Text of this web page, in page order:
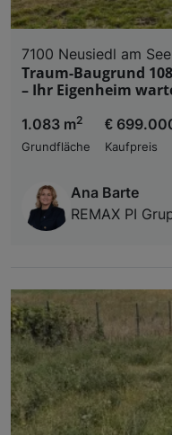
7100 Neusiedl am See
Traum-Baugrund
– Ihr Eigenheim
1.083 m2
Grundfläche
€
Kaufpreis
Ana Barte
REMAX PI